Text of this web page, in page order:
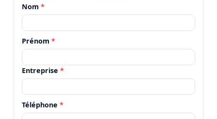
Nom *
Prénom *
Entreprise *
Téléphone *